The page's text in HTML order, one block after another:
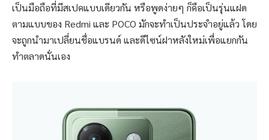
เป็นมือถือที่มีสเปคแบบเดียวกัน หรือพูดง่ายๆ ก็คือเป็นรุ่นแฝด
ตามแบบของ Redmi และ POCO มักจะทำเป็นประจำอยู่แล้ว โดย
จะถูกนำมาเปลี่ยนชื่อแบรนด์ และดีไซน์ฝาหลังใหม่เพื่อแยกกัน
ทำตลาดนั่นเอง